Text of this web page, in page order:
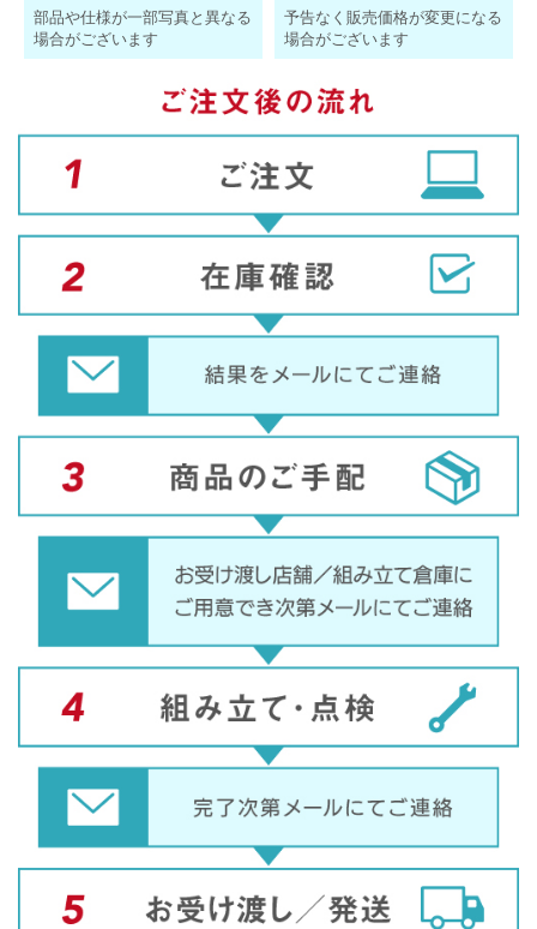
部品や仕様が一部写真と異なる
場合がございます
予告なく販売価格が変更になる
場合がございます